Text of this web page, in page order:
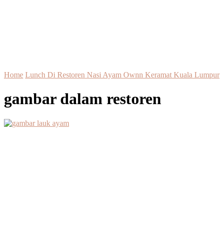
Home Lunch Di Restoren Nasi Ayam Ownn Keramat Kuala Lumpur
gambar dalam restoren